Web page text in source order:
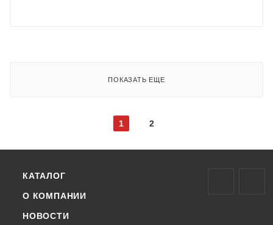
ПОКАЗАТЬ ЕЩЕ
1 2
КАТАЛОГ
О КОМПАНИИ
НОВОСТИ